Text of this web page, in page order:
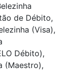
de Débito,
(Visa),
Débito),
(Maestro),